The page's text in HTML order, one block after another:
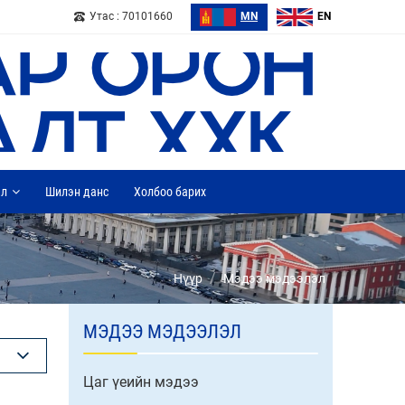
Утас : 70101660 MN EN
Шилэн данс Холбоо барих
Нүүр / Мэдээ мэдээлэл
МЭДЭЭ МЭДЭЭЛЭЛ
Цаг үеийн мэдээ